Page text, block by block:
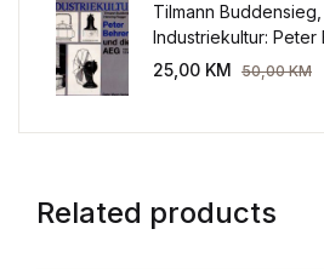
Tilmann
Industriekultur: Peter
AEG 1907-1914.
25,00 KM 50,00KM
Related products